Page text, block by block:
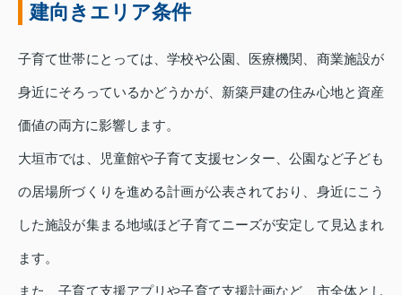
建向きエリア条件
子育て世帯にとっては、学校や公園、医療機関、商業施設が
身近にそろっているかどうかが、新築戸建の住み心地と資産
価値の両方に影響します。
大垣市では、児童館や子育て支援センター、公園など子ども
の居場所づくりを進める計画が公表されており、身近にこう
した施設が集まる地域ほど子育てニーズが安定して見込まれ
ます。
また、子育て支援アプリや子育て支援計画など、市全体とし